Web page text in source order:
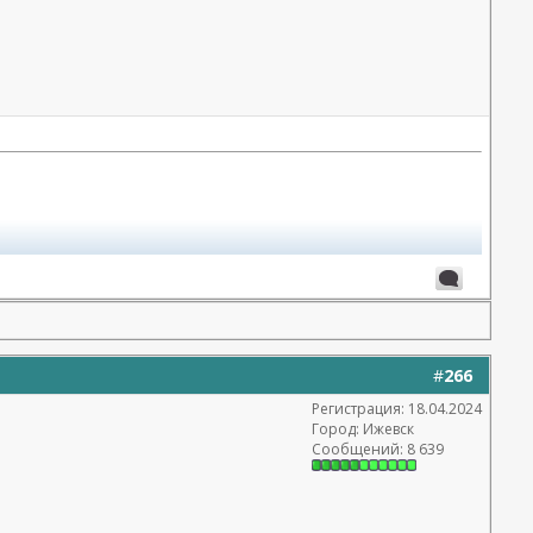
#266
Регистрация: 18.04.2024
Город: Ижевск
Сообщений: 8 639